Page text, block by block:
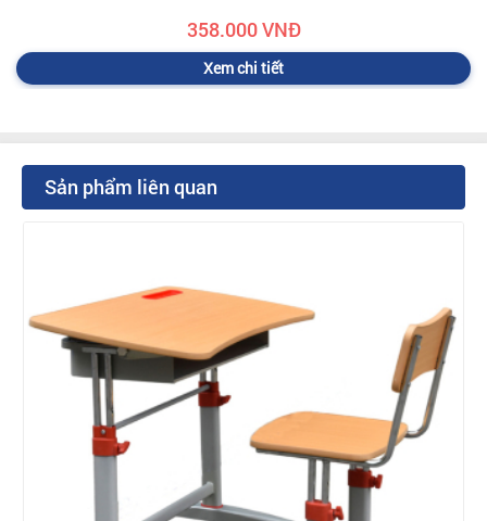
358.000 VNĐ
Xem chi tiết
Sản phẩm liên quan